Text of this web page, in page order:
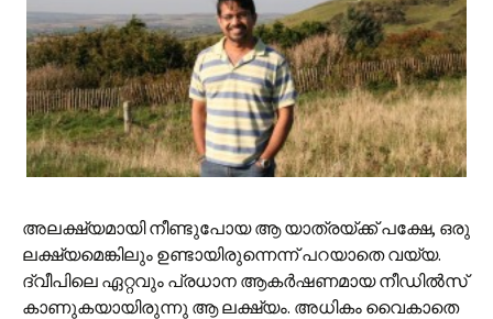
അലക്ഷ്യമായി നീണ്ടുപോയ ആ യാത്രയ്ക്ക് പക്ഷേ, ഒരു
ലക്ഷ്യമെങ്കിലും ഉണ്ടായിരുന്നെന്ന് പറയാതെ വയ്യ.
ദ്വീപിലെ ഏറ്റവും പ്രധാന ആകര്‍ഷണമായ നീഡില്‍‌സ്
കാണുകയായിരുന്നു ആ ലക്ഷ്യം. അധികം വൈകാതെ